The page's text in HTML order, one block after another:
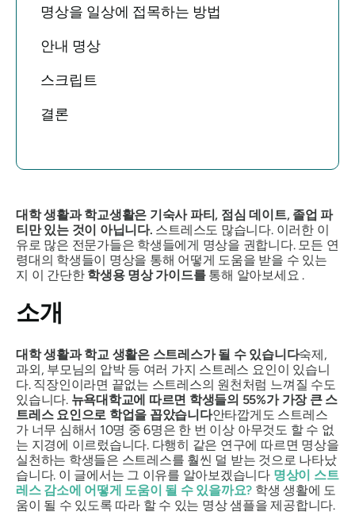
명상을 일상에 접목하는 방법
안내 명상
스크립트
결론
대학 생활과 학교생활은 기숙사 파티, 점심 데이트, 졸업 파
티만 있는 것이 아닙니다. 스트레스도 많습니다. 이러한 이
유로 많은 전문가들은 학생들에게 명상을 권합니다. 모든 연
령대의 학생들이 명상을 통해 어떻게 도움을 받을 수 있는
지 이 간단한 학생용 명상 가이드를통해 알아보세요 .
소개
대학 생활과 학교 생활은 스트레스가 될 수 있습니다숙제,
과외, 부모님의 압박 등 여러 가지 스트레스 요인이 있습니
다. 직장인이라면 끝없는 스트레스의 원천처럼 느껴질 수도
있습니다. 뉴욕대학교에 따르면 학생들의 55%가 가장 큰 스
트레스 요인으로 학업을 꼽았습니다안타깝게도 스트레스
가 너무 심해서 10명 중 6명은 한 번 이상 아무것도 할 수 없
는 지경에 이르렀습니다. 다행히 같은 연구에 따르면 명상을
실천하는 학생들은 스트레스를 훨씬 덜 받는 것으로 나타났
습니다. 이 글에서는 그 이유를 알아보겠습니다 명상이 스트
레스 감소에 어떻게 도움이 될 수 있을까요? 학생 생활에 도
움이 될 수 있도록 따라 할 수 있는 명상 샘플을 제공합니다.